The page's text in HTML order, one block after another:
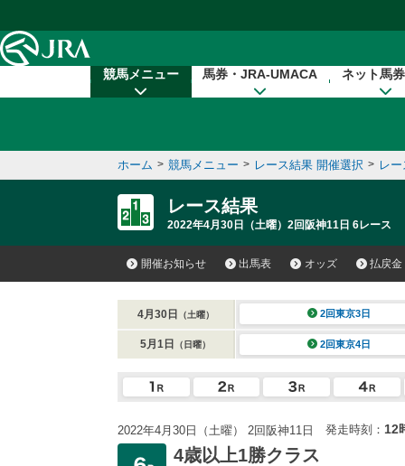
競馬メニュー 馬券・JRA-UMACA ネット馬
ホーム > 競馬メニュー > レース結果 開催選択 > レ
レース結果
2022年4月30日（土曜）2回阪神11日 6レース
開催お知らせ 出馬表 オッズ 払戻金
4月30日 （土曜） 2回東京3日
5月1日 （日曜） 2回東京4日
2022年4月30日（土曜） 2回阪神11日 発走時刻： 12
4歳以上1勝クラス